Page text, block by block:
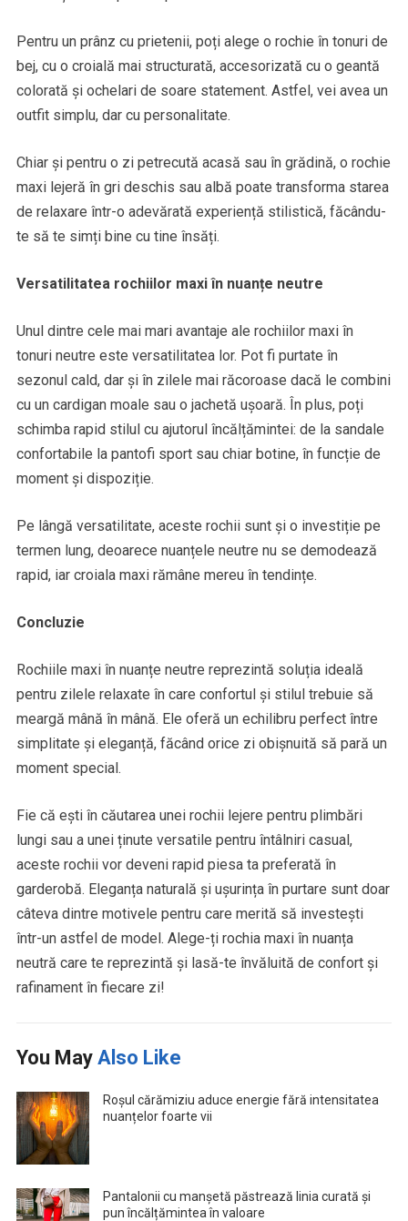
Pentru un prânz cu prietenii, poți alege o rochie în tonuri de
bej, cu o croială mai structurată, accesorizată cu o geantă
colorată și ochelari de soare statement. Astfel, vei avea un
outfit simplu, dar cu personalitate.
Chiar și pentru o zi petrecută acasă sau în grădină, o rochie
maxi lejeră în gri deschis sau albă poate transforma starea
de relaxare într-o adevărată experiență stilistică, făcându-
te să te simți bine cu tine însăți.
Versatilitatea rochiilor maxi în nuanțe neutre
Unul dintre cele mai mari avantaje ale rochiilor maxi în
tonuri neutre este versatilitatea lor. Pot fi purtate în
sezonul cald, dar și în zilele mai răcoroase dacă le combini
cu un cardigan moale sau o jachetă ușoară. În plus, poți
schimba rapid stilul cu ajutorul încălțămintei: de la sandale
confortabile la pantofi sport sau chiar botine, în funcție de
moment și dispoziție.
Pe lângă versatilitate, aceste rochii sunt și o investiție pe
termen lung, deoarece nuanțele neutre nu se demodează
rapid, iar croiala maxi rămâne mereu în tendințe.
Concluzie
Rochiile maxi în nuanțe neutre reprezintă soluția ideală
pentru zilele relaxate în care confortul și stilul trebuie să
meargă mână în mână. Ele oferă un echilibru perfect între
simplitate și eleganță, făcând orice zi obișnuită să pară un
moment special.
Fie că ești în căutarea unei rochii lejere pentru plimbări
lungi sau a unei ținute versatile pentru întâlniri casual,
aceste rochii vor deveni rapid piesa ta preferată în
garderobă. Eleganța naturală și ușurința în purtare sunt doar
câteva dintre motivele pentru care merită să investești
într-un astfel de model. Alege-ți rochia maxi în nuanța
neutră care te reprezintă și lasă-te învăluită de confort și
rafinament în fiecare zi!
You May Also Like
Roșul cărămiziu aduce energie fără intensitatea
nuanțelor foarte vii
Pantalonii cu manșetă păstrează linia curată și
pun încălțămintea în valoare